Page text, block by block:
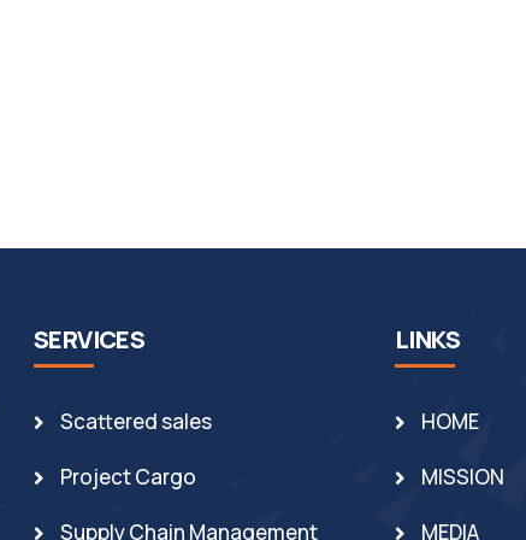
SERVICES
Scattered sales
Project Cargo
Supply Chain Management
LINKS
HOME
MISSION
MEDIA